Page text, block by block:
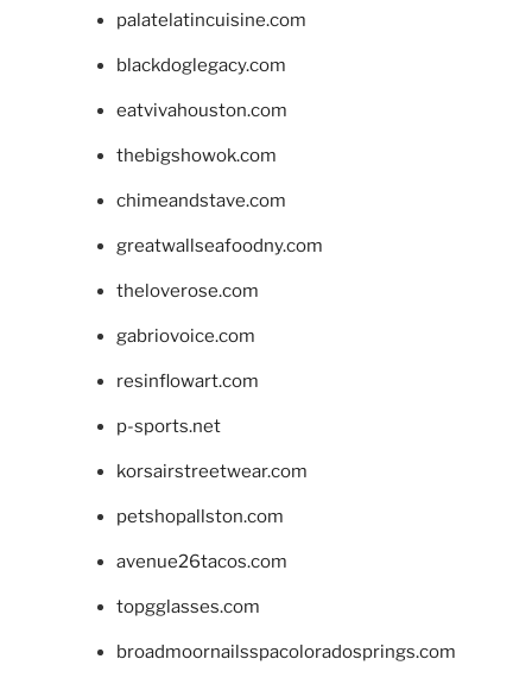
palatelatincuisine.com
blackdoglegacy.com
eatvivahouston.com
thebigshowok.com
chimeandstave.com
greatwallseafoodny.com
theloverose.com
gabriovoice.com
resinflowart.com
p-sports.net
korsairstreetwear.com
petshopallston.com
avenue26tacos.com
topgglasses.com
broadmoornailsspacoloradosprings.com